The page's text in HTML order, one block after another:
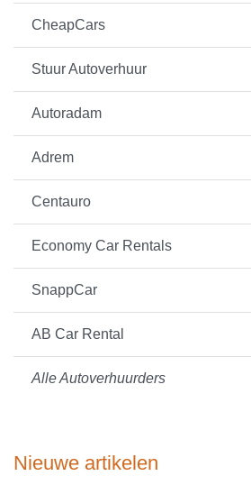
CheapCars
Stuur Autoverhuur
Autoradam
Adrem
Centauro
Economy Car Rentals
SnappCar
AB Car Rental
Alle Autoverhuurders
Nieuwe artikelen